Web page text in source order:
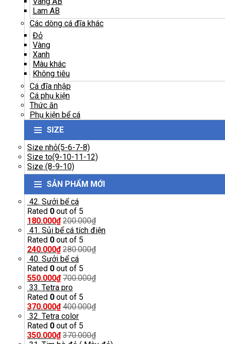
Lam AB
Các dòng cá đĩa khác
Đỏ
Vàng
Xanh
Màu khác
Không tiêu
Cá đĩa nhập
Cá phụ kiện
Thức ăn
Phụ kiện bể cá
SIZE
Size nhỏ(5-6-7-8)
Size to(9-10-11-12)
Size (8-9-10)
SẢN PHẨM MỚI
42. Sưởi bể cá
Rated 0 out of 5
180.000₫ 200.000₫
41. Sủi bể cá tích điện
Rated 0 out of 5
240.000₫ 280.000₫
40. Sưởi bể cá
Rated 0 out of 5
550.000₫ 700.000₫
33. Tetra pro
Rated 0 out of 5
370.000₫ 400.000₫
32. Tetra color
Rated 0 out of 5
350.000₫ 370.000₫